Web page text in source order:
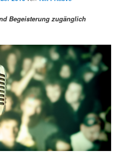
Begeisterung zugänglich